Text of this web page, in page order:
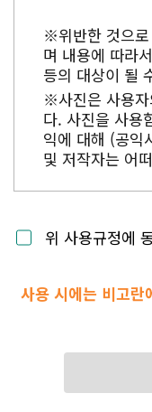
※위반한 것으
며 내용에 따라
등의 대상이 될
※사진은 사용자
다. 사진을 사용
익에 대해 (공익
및 저작자는 어
위 사용규정에
사용 시에는 비고란